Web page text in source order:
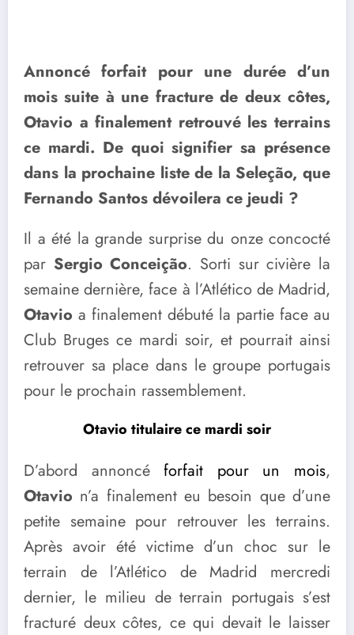
Annoncé forfait pour une durée d’un
mois suite à une fracture de deux côtes,
Otavio a finalement retrouvé les terrains
ce mardi. De quoi signifier sa présence
dans la prochaine liste de la Seleção, que
Fernando Santos dévoilera ce jeudi ?
Il a été la grande surprise du onze concocté
par Sergio Conceição. Sorti sur civière la
semaine dernière, face à l’Atlético de Madrid,
Otavio a finalement débuté la partie face au
Club Bruges ce mardi soir, et pourrait ainsi
retrouver sa place dans le groupe portugais
pour le prochain rassemblement.
Otavio titulaire ce mardi soir
D’abord annoncéforfait pour un mois,
Otavio n’a finalement eu besoin que d’une
petite semaine pour retrouver les terrains.
Après avoir été victime d’un choc sur le
terrain de l’Atlético de Madrid mercredi
dernier, le milieu de terrain portugais s’est
fracturé deux côtes, ce qui devait le laisser